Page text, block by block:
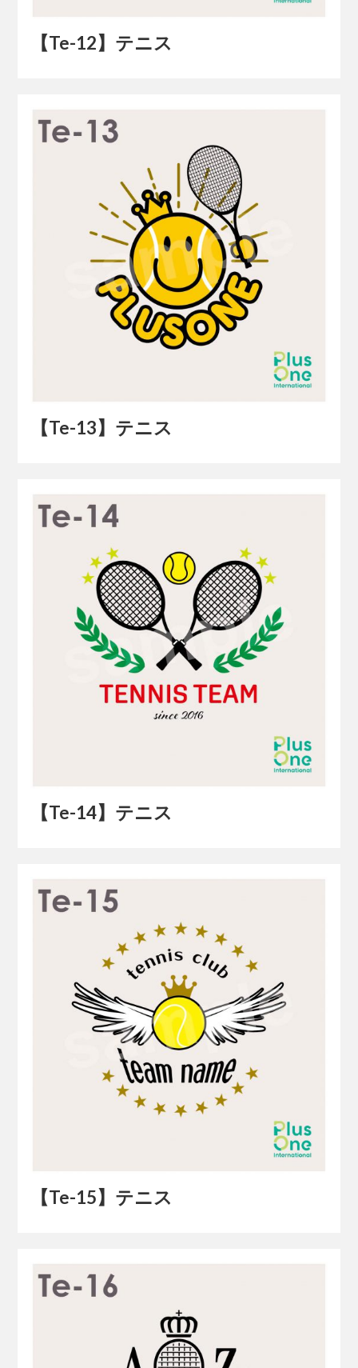
【Te-12】テニス
【Te-13】テニス
【Te-14】テニス
【Te-15】テニス